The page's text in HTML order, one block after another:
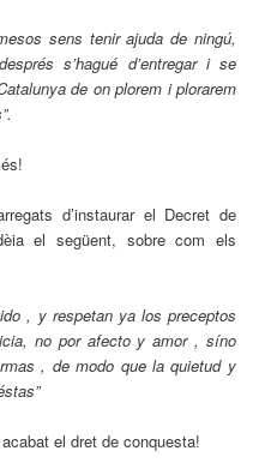
sens tenir ajuda de ningú,
s’hagué d’entregar i se
de on plorem i plorarem
d’instaurar el Decret de
el següent, sobre com els
, y respetan ya los preceptos
no por afecto y amor , síno
, de modo que la quietud y
el dret de conquesta!